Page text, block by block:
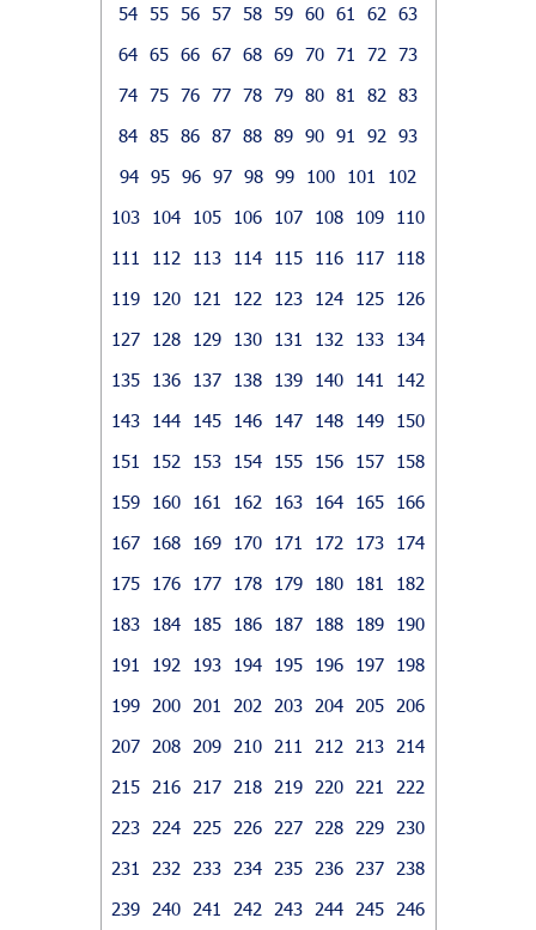
54 55 56 57 58 59 60 61 62
63
64 65 66 67 68 69 70 71 72
73
74 75 76 77 78 79 80 81 82
83
84 85 86 87 88 89 90 91 92
93
94 95 96 97 98 99 100 101
102
103
104 105 106 107 108 109
110
111
112 113 114 115 116 117
118
119
120 121 122 123 124 125
126
127
128 129 130 131 132 133
134
135
136 137 138 139 140 141
142
143
144 145 146 147 148 149
150
151
152 153 154 155 156 157
158
159
160 161 162 163 164 165
166
167
168 169 170 171 172 173
174
175
176 177 178 179 180 181
182
183
184 185 186 187 188 189
190
191
192 193 194 195 196 197
198
199
200 201 202 203 204 205
206
207
208 209 210 211 212 213
214
215
216 217 218 219 220 221
222
223
224 225 226 227 228 229
230
231
232 233 234 235 236 237
238
239
240 241 242 243 244 245
246